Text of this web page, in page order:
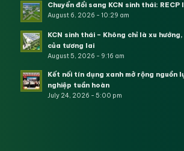
Chuyển đổi sang KCN sinh thái: RECP
August 6, 2026 - 10:29 am
KCN sinh thái – Không chỉ là xu
của tương lai
August 5, 2026 - 9:16 am
Kết nối tín dụng xanh mở rộng nguồn
nghiệp tuần hoàn
July 24, 2026 - 5:00 pm